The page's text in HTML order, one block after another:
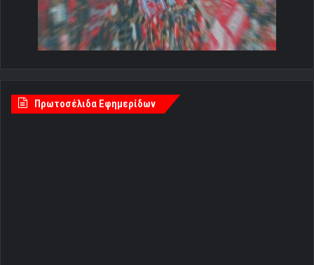
Πρωτοσέλιδα Εφημερίδων